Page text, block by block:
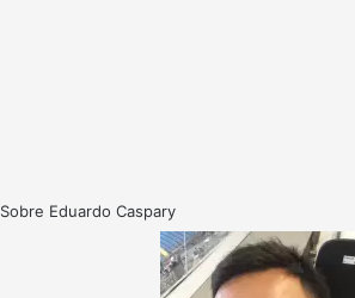
Sobre Eduardo Caspary